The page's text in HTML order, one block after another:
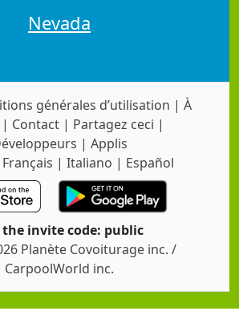
Nevada
générales d’utilisation | À
| Contact | Partagez ceci |
| Applis
Français | Italiano | Español
the invite code: public
Planète Covoiturage inc. /
CarpoolWorld inc.